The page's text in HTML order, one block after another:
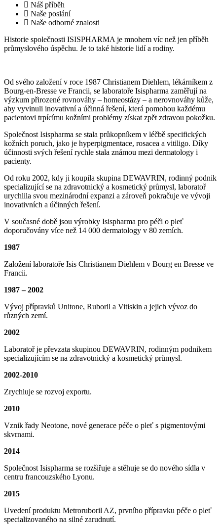
Náš příběh
Naše poslání
Naše odborné znalosti
Historie společnosti ISISPHARMA je mnohem víc než jen příběh
průmyslového úspěchu. Je to také historie lidí a rodiny.
Od svého založení v roce 1987 Christianem Diehlem, lékárníkem z
Bourg-en-Bresse ve Francii, se laboratoře Isispharma zaměřují na
výzkum přirozené rovnováhy – homeostázy – a nerovnováhy kůže,
aby vyvinuli inovativní a účinná řešení, která pomohou každému
pacientovi trpícímu kožními problémy získat zpět zdravou pokožku.
Společnost Isispharma se stala průkopníkem v léčbě specifických
kožních poruch, jako je hyperpigmentace, rosacea a vitiligo. Díky
účinnosti svých řešení rychle stala známou mezi dermatology i
pacienty.
Od roku 2002, kdy ji koupila skupina DEWAVRIN, rodinný podnik
specializující se na zdravotnický a kosmetický průmysl, laboratoř
urychlila svou mezinárodní expanzi a zároveň pokračuje ve vývoji
inovativních a účinných řešení.
V současné době jsou výrobky Isispharma pro péči o pleť
doporučovány více než 14 000 dermatology v 80 zemích.
1987
Založení laboratoře Isis Christianem Diehlem v Bourg en Bresse ve
Francii.
1987 – 2002
Vývoj přípravků Unitone, Ruboril a Vitiskin a jejich vývoz do
různých zemí.
2002
Laboratoř je převzata skupinou DEWAVRIN, rodinným podnikem
specializujícím se na zdravotnický a kosmetický průmysl.
2002-2010
Zrychluje se rozvoj exportu.
2010
Vznik řady Neotone, nové generace péče o pleť s pigmentovými
skvrnami.
2014
Společnost Isispharma se rozšiřuje a stěhuje se do nového sídla v
centru francouzského Lyonu.
2015
Uvedení produktu Metroruboril AZ, prvního přípravku péče o pleť
specializovaného na silné zarudnutí.